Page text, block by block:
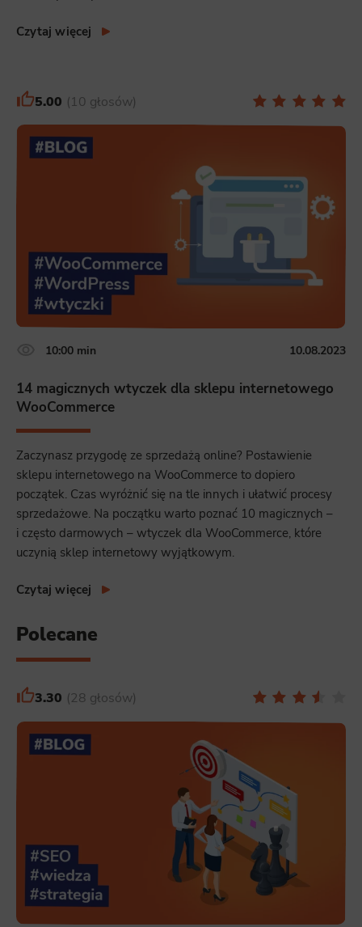
Czytaj więcej
5.00 10 głosów
10:00 min 10.08.2023
14 magicznych wtyczek dla sklepu internetowego
WooCommerce
Zaczynasz przygodę ze sprzedażą online? Postawienie
sklepu internetowego na WooCommerce to dopiero
początek. Czas wyróżnić się na tle innych i ułatwić procesy
sprzedażowe. Na początku warto poznać 10 magicznych –
i często darmowych – wtyczek dla WooCommerce, które
uczynią sklep internetowy wyjątkowym.
Czytaj więcej
Polecane
3.30 28 głosów